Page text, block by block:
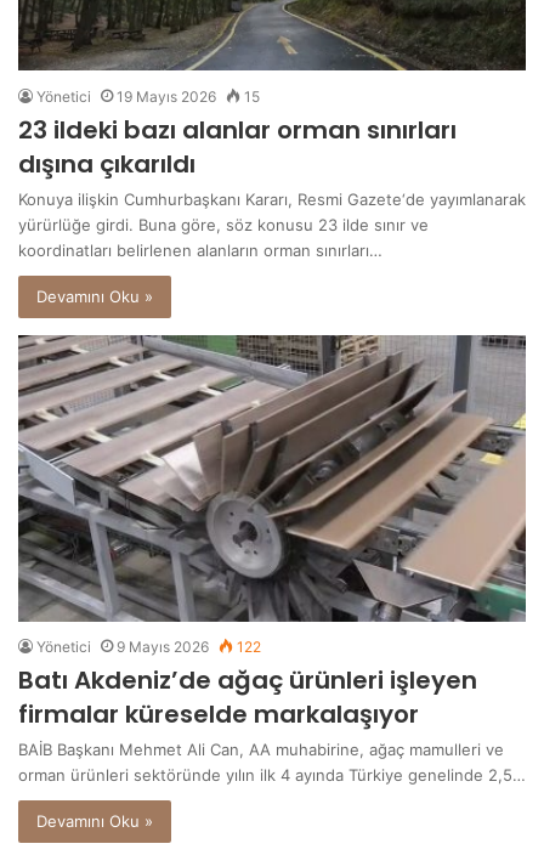
Yönetici 19 Mayıs 2026 15
23 ildeki bazı alanlar orman sınırları
dışına çıkarıldı
Konuya ilişkin Cumhurbaşkanı Kararı, Resmi Gazete‘de yayımlanarak
yürürlüğe girdi. Buna göre, söz konusu 23 ilde sınır ve
koordinatları belirlenen alanların orman sınırları…
Devamını Oku »
Yönetici 9 Mayıs 2026 122
Batı Akdeniz’de ağaç ürünleri işleyen
firmalar küreselde markalaşıyor
BAİB Başkanı Mehmet Ali Can, AA muhabirine, ağaç mamulleri ve
orman ürünleri sektöründe yılın ilk 4 ayında Türkiye genelinde 2,5…
Devamını Oku »